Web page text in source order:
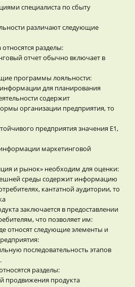
специалиста по сбыту
различают следующие
относятся разделы:
отчет обычно включает в
программы лояльности:
для планирования
содержит
организации предприятия, то
предприятия значения Е1,
маркетинговой
и рынок» необходим для оценки:
среды содержит информацию
кантатной аудитории, то
заключается в предоставлении
что позволяет им:
относят следующие элементы и
последовательность этапов
разделы:
продвижения продукта